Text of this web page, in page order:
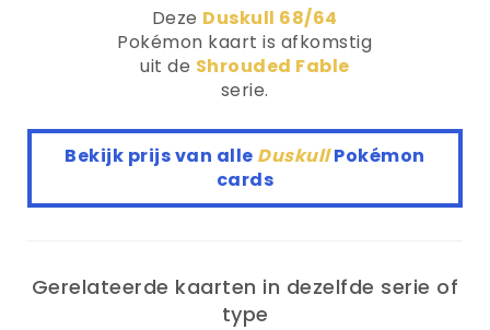
Deze Duskull 68/64
Pokémon kaart is afkomstig
uit de Shrouded Fable
serie.
Bekijk prijs van alle DuskullPokémon
cards
Gerelateerde kaarten in dezelfde serie of
type